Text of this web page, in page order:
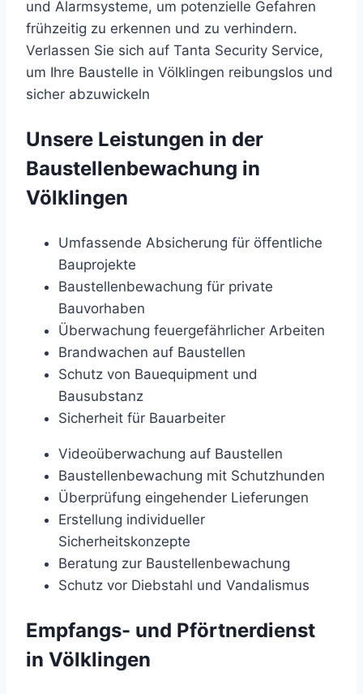
und Alarmsysteme, um potenzielle Gefahren
frühzeitig zu erkennen und zu verhindern.
Verlassen Sie sich auf Tanta Security Service,
um Ihre Baustelle in Völklingen reibungslos und
sicher abzuwickeln
Unsere Leistungen in der
Baustellenbewachung in
Völklingen
Umfassende Absicherung für öffentliche
Bauprojekte
Baustellenbewachung für private
Bauvorhaben
Überwachung feuergefährlicher Arbeiten
Brandwachen auf Baustellen
Schutz von Bauequipment und
Bausubstanz
Sicherheit für Bauarbeiter
Videoüberwachung auf Baustellen
Baustellenbewachung mit Schutzhunden
Überprüfung eingehender Lieferungen
Erstellung individueller
Sicherheitskonzepte
Beratung zur Baustellenbewachung
Schutz vor Diebstahl und Vandalismus
Empfangs- und Pförtnerdienst
in Völklingen